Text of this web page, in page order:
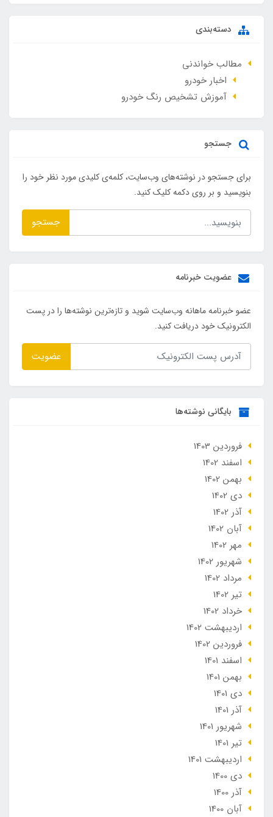
دسته‌بندی
مطالب خواندنی
اخبار خودرو
آموزش تشخیص رنگ خودرو
جستجو
برای جستجو در نوشته‌های وب‌سایت، کلمه‌ی کلیدی مورد نظر خود را
بنویسید و بر روی دکمه کلیک کنید.
جستجو
عضویت خبرنامه
عضو خبرنامه ماهانه وب‌سایت شوید و تازه‌ترین نوشته‌ها را در پست
الکترونیک خود دریافت کنید.
عضویت
بایگانی نوشته‌ها
فروردین 1403
اسفند 1402
بهمن 1402
دی 1402
آذر 1402
آبان 1402
مهر 1402
شهریور 1402
مرداد 1402
تير 1402
خرداد 1402
ارديبهشت 1402
فروردین 1402
اسفند 1401
بهمن 1401
دی 1401
آذر 1401
شهریور 1401
تير 1401
ارديبهشت 1401
دی 1400
آذر 1400
آبان 1400